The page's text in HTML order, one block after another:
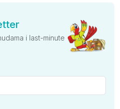
i last-minute